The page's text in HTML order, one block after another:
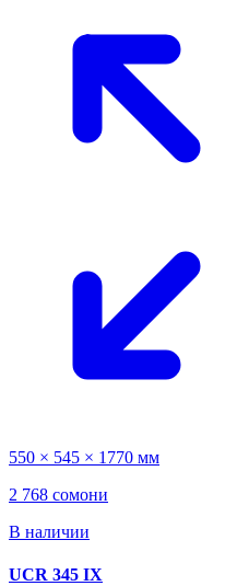
550 × 545 × 1770 мм
2 768 сомони
В наличии
UCR 345 IX